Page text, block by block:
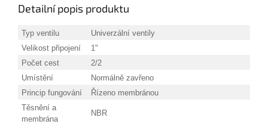
Detailní popis produktu
Typ ventilu
Univerzální ventily
Velikost připojení
1"
Počet cest
2/2
Umístění
Normálně zavřeno
Princip fungování
Řízeno membránou
Těsnění a
membrána
NBR